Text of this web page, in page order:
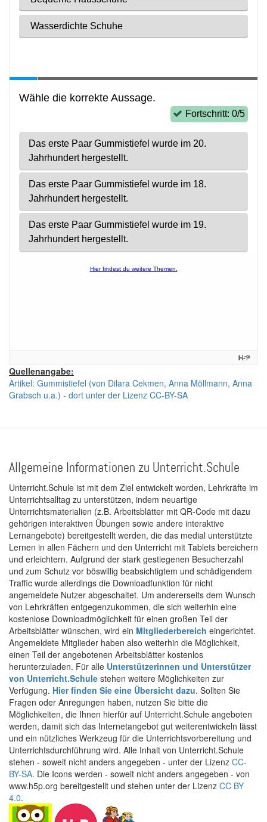
Quellenangabe:
Artikel: Gummistiefel (von Dilara Cekmen, Anna Möllmann, Anna
Grabsch u.a.) - dort unter der Lizenz CC-BY-SA
Allgemeine Informationen zu Unterricht.Schule
Unterricht.Schule ist mit dem Ziel entwickelt worden, Lehrkräfte im
Unterrichtsalltag zu unterstützen, indem neuartige
Unterrichtsmaterialien (z.B. Arbeitsblätter mit QR-Code mit dazu
gehörigen interaktiven Übungen sowie andere interaktive
Lernangebote) bereitgestellt werden, die das medial unterstützte
Lernen in allen Fächern und den Unterricht mit Tablets bereichern
und erleichtern. Aufgrund der stark gestiegenen Besucherzahl
und zum Schutz vor böswillig beabsichtigtem und schädigendem
Traffic wurde allerdings die Downloadfunktion für nicht
angemeldete Nutzer abgeschaltet. Um andererseits dem Wunsch
von Lehrkräften entgegenzukommen, die sich weiterhin eine
kostenlose Downloadmöglichkeit für einen großen Teil der
Arbeitsblätter wünschen, wird ein Mitgliederbereich eingerichtet.
Angemeldete Mitglieder haben also weiterhin die Möglichkeit,
einen Teil der angebotenen Arbeitsblätter kostenlos
herunterzuladen. Für alle Unterstützerinnen und Unterstützer
von Unterricht.Schule stehen weitere Möglichkeiten zur
Verfügung. Hier finden Sie eine Übersicht dazu. Sollten Sie
Fragen oder Anregungen haben, nutzen Sie bitte die
Möglichkeiten, die Ihnen hierfür auf Unterricht.Schule angeboten
werden, damit sich das Internetangebot gut weiterentwickeln lässt
und ein nützliches Werkzeug für die Unterrichtsvorbereitung und
Unterrichtsdurchführung wird. Alle Inhalt von Unterricht.Schule
stehen - soweit nicht anders angegeben - unter der Lizenz CC-
BY-SA. Die Icons werden - soweit nicht anders angegeben - von
www.h5p.org bereitgestellt und stehen unter der Lizenz CC BY
4.0.